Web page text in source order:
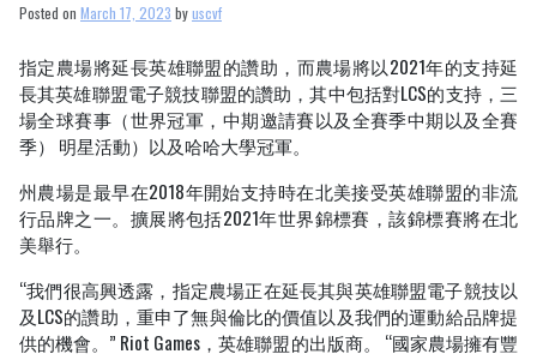
了
Revist
Laliga
Posted on March 17, 2023 byuscvf
指定農場將延長英雄聯盟的讚助，而農場將以2021年的支持延
長其英雄聯盟電子競技聯盟的讚助，其中包括對LCS的支持，三
場全球賽事（世界冠軍，中期邀請賽以及全賽季中期以及全賽
季） 明星活動）以及哈哈大學冠軍。
州農場是最早在2018年開始支持時在北美接受英雄聯盟的非流
行品牌之一。擴展將包括2021年世界錦標賽，該錦標賽將在北
美舉行。
“我們很高興透露，指定農場正在延長其與英雄聯盟電子競技以
及LCS的讚助，重申了無與倫比的價值以及我們的運動給品牌提
供的機會。” Riot Games，英雄聯盟的出版商。 “國家農場擁有豐